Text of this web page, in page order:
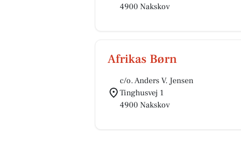
4900 Nakskov
Afrikas Børn
c/o. Anders V. Jensen
Tinghusvej 1
4900 Nakskov